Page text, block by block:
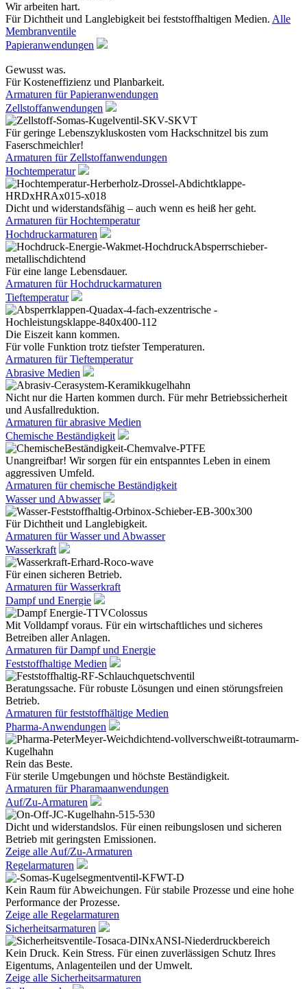
Wir arbeiten hart.
Für Dichtheit und Langlebigkeit bei feststoffhaltigen Medien. Alle
Membranventile
Papieranwendungen
Gewusst was.
Für Kosteneffizienz und Planbarkeit.
Armaturen für Papieranwendungen
Zellstoffanwendungen
Für geringe Lebenszykluskosten vom Hackschnitzel bis zum
Faserschmeichler!
Armaturen für Zellstoffanwendungen
Hochtemperatur
Dicht und widerstandsfähig – auch wenn es heiß her geht.
Armaturen für Hochtemperatur
Hochdruckarmaturen
Für eine lange Lebensdauer.
Armaturen für Hochdruckarmaturen
Tieftemperatur
Die Eiszeit kann kommen.
Für volle Funktion trotz tiefster Temperaturen.
Armaturen für Tieftemperatur
Abrasive Medien
Nicht nur die Harten kommen durch. Für mehr Betriebssicherheit
und Ausfallreduktion.
Armaturen für abrasive Medien
Chemische Beständigkeit
Unangreifbar! Wir sorgen für ein entspanntes Leben in einem
aggressiven Umfeld.
Armaturen für chemische Beständigkeit
Wasser und Abwasser
Für Dichtheit und Langlebigkeit.
Armaturen für Wasser und Abwasser
Wasserkraft
Für einen sicheren Betrieb.
Armaturen für Wasserkraft
Dampf und Energie
Mit Volldampf voraus. Für ein wirtschaftliches und sicheres
Betreiben aller Anlagen.
Armaturen für Dampf und Energie
Feststoffhaltige Medien
Beratungssache. Für robuste Lösungen und einen störungsfreien
Betrieb.
Armaturen für feststoffhältige Medien
Pharma-Anwendungen
Rein das Beste.
Für sterile Umgebungen und höchste Beständigkeit.
Armaturen für Pharamaanwendungen
Auf/Zu-Armaturen
Dicht und widerstandslos. Für einen reibungslosen und sicheren
Betrieb mit geringsten Emissionen.
Zeige alle Auf/Zu-Armaturen
Regelarmaturen
Kein Raum für Abweichungen. Für stabile Prozesse und eine hohe
Performance der Prozesse.
Zeige alle Regelarmaturen
Sicherheitsarmaturen
Kein Druck. Kein Stress. Für einen zuverlässigen Schutz Ihres
Eigentums, Anlagenteilen und der Umwelt.
Zeige alle Sicherheitsarmaturen